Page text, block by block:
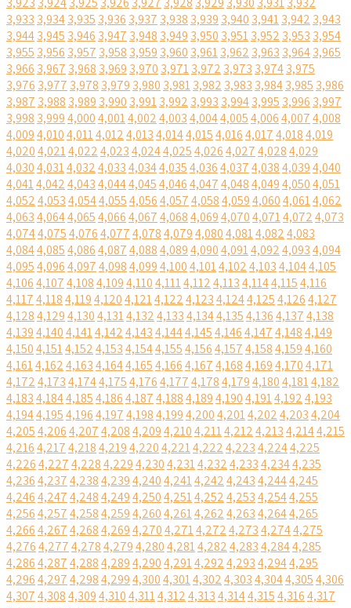
3,933 3,9343,935 3,936 3,937 3,938 3,939 3,940 3,9413,942 3,943
3,9443,945 3,946 3,947 3,948 3,949 3,950 3,9513,952 3,953 3,954
3,955 3,956 3,957 3,958 3,959 3,960 3,9613,962 3,963 3,9643,965
3,966 3,967 3,968 3,969 3,970 3,9713,972 3,973 3,9743,975
3,976 3,977 3,978 3,979 3,980 3,9813,982 3,983 3,9843,985 3,986
3,987 3,988 3,989 3,990 3,9913,992 3,993 3,9943,995 3,996 3,997
3,998 3,9994,0004,0014,0024,0034,0044,0054,0064,0074,008
4,0094,0104,0114,0124,0134,0144,0154,0164,0174,0184,019
4,0204,0214,0224,0234,0244,0254,0264,0274,0284,029
4,0304,0314,0324,0334,0344,0354,0364,0374,0384,0394,040
4,0414,0424,0434,0444,0454,0464,0474,0484,0494,0504,051
4,0524,0534,0544,0554,0564,0574,0584,0594,0604,0614,062
4,0634,0644,0654,0664,0674,0684,0694,0704,0714,0724,073
4,0744,0754,0764,0774,0784,0794,0804,0814,0824,083
4,0844,0854,0864,0874,0884,0894,0904,0914,0924,0934,094
4,0954,0964,0974,0984,0994,1004,1014,1024,1034,1044,105
4,1064,1074,1084,1094,1104,1114,1124,1134,1144,1154,116
4,1174,1184,1194,1204,1214,1224,1234,1244,1254,1264,127
4,1284,1294,1304,1314,1324,1334,1344,1354,1364,1374,138
4,1394,1404,1414,1424,1434,1444,1454,1464,1474,1484,149
4,1504,1514,1524,1534,1544,1554,1564,1574,1584,1594,160
4,1614,1624,1634,1644,1654,1664,1674,1684,1694,1704,171
4,1724,1734,1744,1754,1764,1774,1784,1794,1804,1814,182
4,1834,1844,1854,1864,1874,1884,1894,1904,1914,1924,193
4,1944,1954,1964,1974,1984,1994,2004,2014,2024,2034,204
4,2054,2064,2074,2084,2094,2104,2114,2124,2134,2144,215
4,2164,2174,2184,2194,2204,2214,2224,2234,2244,225
4,2264,2274,2284,2294,2304,2314,2324,2334,2344,235
4,2364,2374,2384,2394,2404,2414,2424,2434,2444,245
4,2464,2474,2484,2494,2504,2514,2524,2534,2544,255
4,2564,2574,2584,2594,2604,2614,2624,2634,2644,265
4,2664,2674,2684,2694,2704,2714,2724,2734,2744,275
4,2764,2774,2784,2794,2804,2814,2824,2834,2844,285
4,2864,2874,2884,2894,2904,2914,2924,2934,2944,295
4,2964,2974,2984,2994,3004,3014,3024,3034,3044,3054,306
4,3074,3084,3094,3104,3114,3124,3134,3144,3154,3164,317